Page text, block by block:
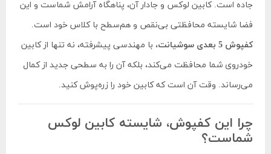
جاده است. کابین لوکس و جادار آن، پناهگاه آرامش شماست و این
فضا شایسته محافظتی بی‌نقص و هم‌سطح با کلاس خود است.
کفپوش 5 بعدی سوشیانت
، با مهندسی پیشرفته، نه تنها از کابین
خودروی شما محافظت می‌کند، بلکه آن را به سطحی جدید از کمال
می‌رساند. وقت آن است که کابین خود را زره‌پوش کنید.
چرا این کفپوش، شایسته کابین لوکس
شماست؟